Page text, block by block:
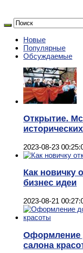
Новые
Популярные
Обсуждаемые
Открытие.
2023-08-23
Как новичку
бизнес идеи
2023-08-21
Оформление
салона